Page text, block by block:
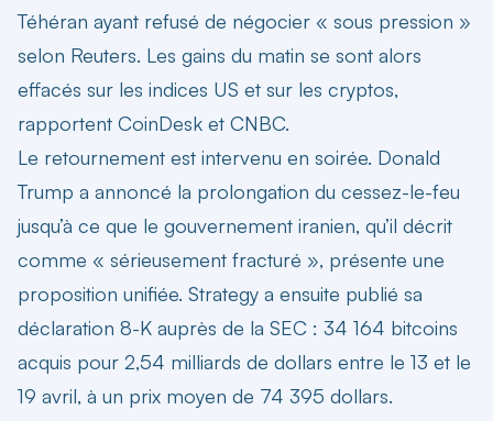
Téhéran ayant refusé de négocier « sous pression »
selon Reuters. Les gains du matin se sont alors
effacés sur les indices US et sur les cryptos,
rapportent CoinDesk et CNBC.
Le retournement est intervenu en soirée. Donald
Trump a annoncé la prolongation du cessez-le-feu
jusqu’à ce que le gouvernement iranien, qu’il décrit
comme « sérieusement fracturé », présente une
proposition unifiée. Strategy a ensuite publié sa
déclaration 8-K auprès de la SEC : 34 164 bitcoins
acquis pour 2,54 milliards de dollars entre le 13 et le
19 avril, à un prix moyen de 74 395 dollars.